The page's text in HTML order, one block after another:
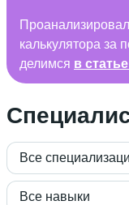
калькулятора за
делимся в
Все
Все навыки